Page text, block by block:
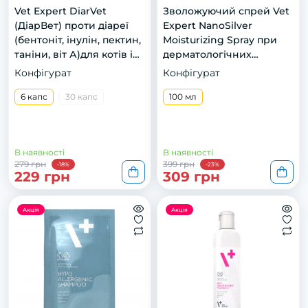
Vet Expert DiarVet
(ДіарВет) проти діареї
(бентоніт, інулін, пектин,
таніни, віт А)для котів і
собак малих порід , 6
Конфігурат
6 капс 30 капс
В наявності
279 грн
-18%
229 грн
Зволожуючий спрей Vet
Expert NanoSilver
Moisturizing Spray при
дерматологічних
захворюваннях у собак
Конфігурат
100 мл
В наявності
399 грн
-23%
309 грн
Акція Акція